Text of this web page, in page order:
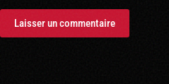
Laisser un commentaire